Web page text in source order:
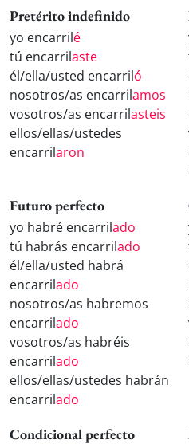
Pretérito indefinido
yo encarrilé
tú encarrilaste
él/ella/usted encarriló
nosotros/as encarrilamos
vosotros/as encarrilasteis
ellos/ellas/ustedes
encarrilaron
Futuro perfecto
yo habré encarrilado
tú habrás encarrilado
él/ella/usted habrá
encarrilado
nosotros/as habremos
encarrilado
vosotros/as habréis
encarrilado
ellos/ellas/ustedes habrán
encarrilado
Condicional perfecto